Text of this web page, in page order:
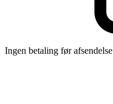
Ingen betaling før afsendelse